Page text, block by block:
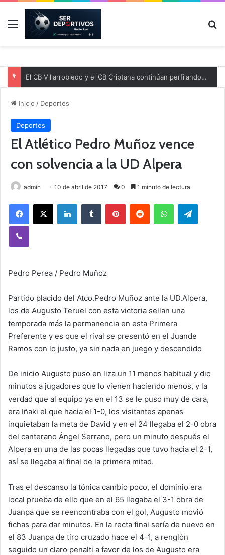
Menú
El CB Villarrobledo y el CB Criptana continúan perfilando sus plantillas
Inicio / Deportes
Deportes
El Atlético Pedro Muñoz vence
con solvencia a la UD Alpera
admin 10 de abril de 2017 0 1 minuto de lectura
Pedro Perea / Pedro Muñoz
Partido placido del Atco.Pedro Muñoz ante la UD.Alpera,
los de Augusto Teruel con esta victoria sellan una
temporada más la permanencia en esta Primera
Preferente y es que el rival se presentó en el Juande
Ramos con lo justo, ya sin nada en juego y descendido
De inicio Augusto puso en liza un 11 menos habitual y dio
minutos a jugadores que lo vienen haciendo menos, y la
verdad que al equipo ya en el 13 se le puso muy de cara,
era Iñaki el que hacia el 1-0, los visitantes apenas
inquietaban la meta de David y en el 24 llegaba el 2-0 obra
del canterano Ángel Serrano, pero un minuto después el
Alpera en una de las pocas llegadas que tuvo hacia el 2-1,
así se llegaba al final de la primera mitad.
Tras el descanso la tónica cambio poco, el dominio era
local prueba de ello que en el 65 llegaba el 3-1 obra de
Juanpa que se reencontraba con el gol, Augusto movió
fichas para dar minutos. En la recta final sería de nuevo en
el 83 Juanpa de tiro cruzado hace el 4-1, a renglón
seguido un claro penalti a favor de los de Augusto era